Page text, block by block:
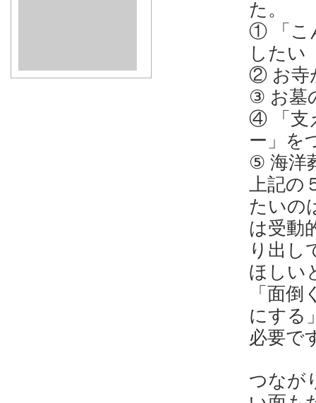
た。
① 「こ
したい
② お寺
③ お墓
④ 「支
ー」を
⑤ 海洋
上記の
たいの
は受動
り出し
ほしい
「面
にする
必要で
つなが